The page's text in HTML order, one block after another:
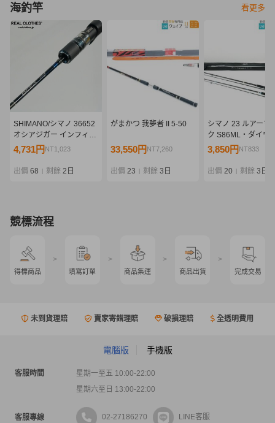
海釣竿 看更多
SHIMANO/シマノ 36652
オシアジガー インフィニ
ティ B634 ベイトロッド
×/220
4,731円 NT1,023
出價 68 剩餘 2日
がまかつ 我夢者 II 5-50
33,550円 NT7,260
出價 23 剩餘 3日
シマノ 23 ルアーマ
ク S86ML・ダイワ
ーニスト 96MH 計2
3,850円 NT833
出價 20 剩餘 3日
競標流程
得標商品
>
填寫訂單
>
商品集運
>
商品出貨
>
完成交易
未到貨理賠 賣家寄錯理賠 破損理賠 全透明費用
電腦版 手機版
客服時間
星期一至五 10:00-22:00
星期六至日 13:00-22:00
客服專線 02-27186270 LINE客服